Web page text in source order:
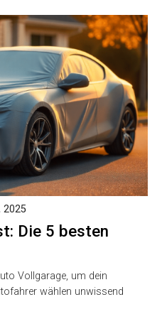
Die 5 besten
2025
Vollgarage, um dein
wählen unwissend